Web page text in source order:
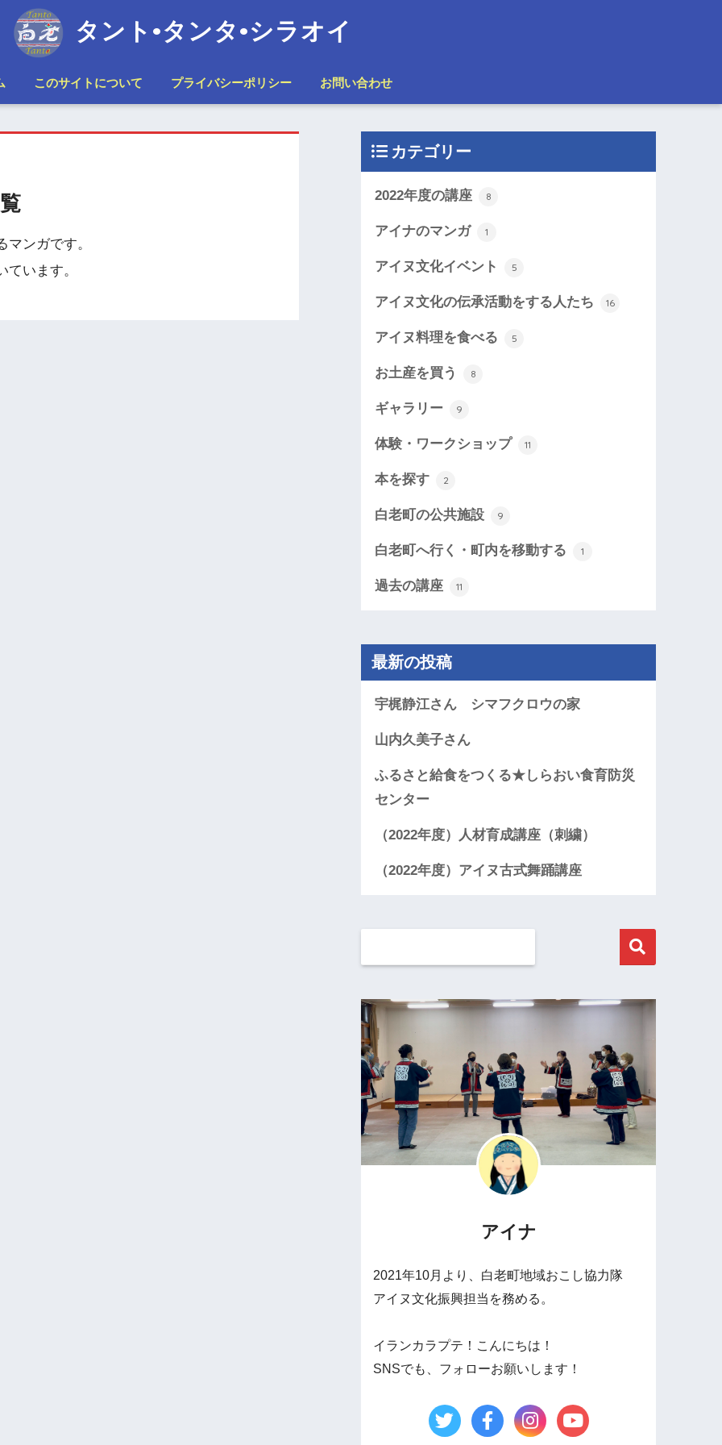
タント•タンタ•シラオイ
このサイトについて プライバシーポリシー お問い合わせ
ンガです。
います。
カテゴリー
2022年度の講座 8
アイナのマンガ 1
アイヌ文化イベント 5
アイヌ文化の伝承活動をする人たち 16
アイヌ料理を食べる 5
お土産を買う 8
ギャラリー 9
体験・ワークショップ 11
本を探す 2
白老町の公共施設 9
白老町へ行く・町内を移動する 1
過去の講座 11
最新の投稿
宇梶静江さん シマフクロウの家
山内久美子さん
ふるさと給食をつくる★しらおい食育防災
センター
（2022年度）人材育成講座（刺繍）
（2022年度）アイヌ古式舞踊講座
アイナ
2021年10月より、白老町地域おこし協力隊
アイヌ文化振興担当を務める。
イランカラプテ！こんにちは！
SNSでも、フォローお願いします！